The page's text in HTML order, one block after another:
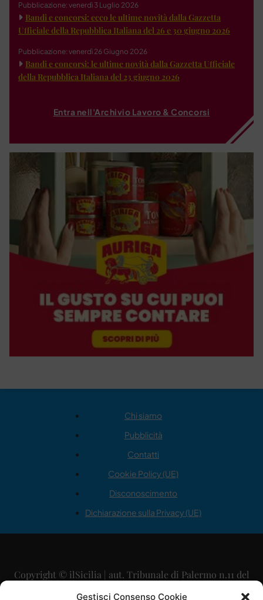
Gestisci Consenso Cookie
Pubblicazione: venerdì 3 Luglio 2026
Bandi e concorsi: ecco le ultime novità dalla Gazzetta
Ufficiale della Repubblica Italiana del 26 e 30 giugno 2026
Pubblicazione: venerdì 26 Giugno 2026
Bandi e concorsi: le ultime novità dalla Gazzetta Ufficiale
della Repubblica Italiana del 23 giugno 2026
Entra nell'Archivio Lavoro & Concorsi
Chi siamo
Pubblicità
Contatti
Cookie Policy (UE)
Disconoscimento
Dichiarazione sulla Privacy (UE)
Copyright © ilSicilia | aut. Tribunale di Palermo n.11 del
29/09/2015